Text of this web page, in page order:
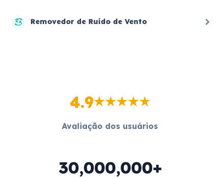
Removedor de Ruído de Vento
4.9
Avaliação dos usuários
30,000,000+